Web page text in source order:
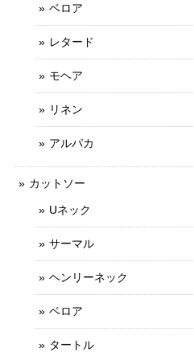
ベロア
レタード
モヘア
リネン
アルパカ
カットソー
Uネック
サーマル
ヘンリーネック
ベロア
タートル